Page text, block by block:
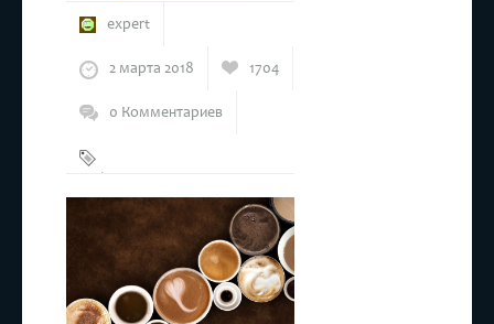
expert
2 марта 2018 1704
0 Комментариев
Кофе
Эспрессо